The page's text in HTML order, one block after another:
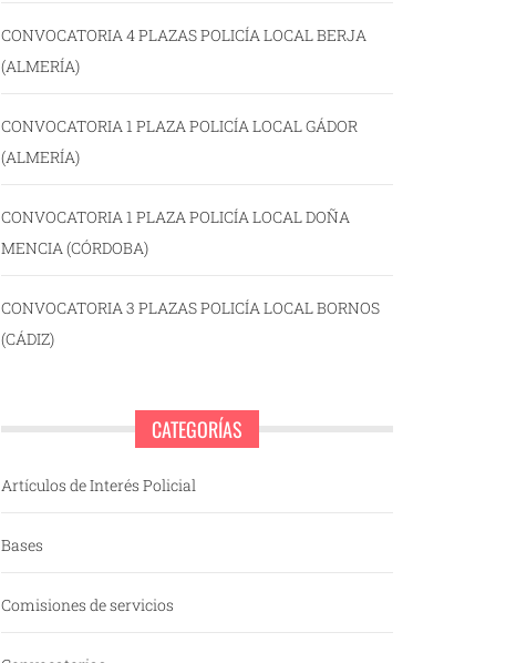
CONVOCATORIA 4 PLAZAS POLICÍA LOCAL BERJA
(ALMERÍA)
CONVOCATORIA 1 PLAZA POLICÍA LOCAL GÁDOR
(ALMERÍA)
CONVOCATORIA 1 PLAZA POLICÍA LOCAL DOÑA
MENCIA (CÓRDOBA)
CONVOCATORIA 3 PLAZAS POLICÍA LOCAL BORNOS
(CÁDIZ)
CATEGORÍAS
Artículos de Interés Policial
Bases
Comisiones de servicios